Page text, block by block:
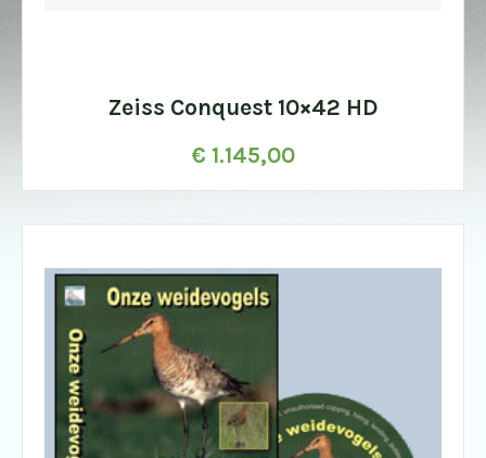
Zeiss Conquest 10×42 HD
€ 1.145,00